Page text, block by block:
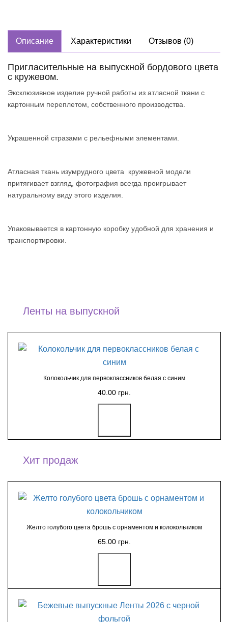
Описание Характеристики Отзывов (0)
Пригласительные на выпускной бордового цвета
с кружевом.
Эксклюзивное изделие ручной работы из атласной ткани с
картонным переплетом, собственного производства.
Украшенной стразами с рельефными элементами.
Атласная ткань изумрудного цвета кружевной модели
притягивает взгляд, фотография всегда проигрывает
натуральному виду этого изделия.
Упаковывается в картонную коробку удобной для хранения и
транспортировки.
Ленты на выпускной
Колокольчик для первоклассников белая с синим
40.00 грн.
Хит продаж
Желто голубого цвета брошь с орнаментом и колокольчиком
65.00 грн.